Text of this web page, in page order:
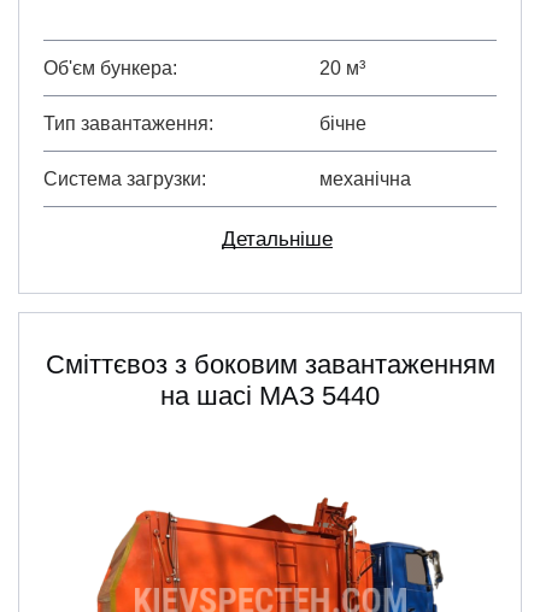
Об'єм бункера 20 м³
Тип завантаження бічне
Система загрузки механічна
Детальніше
Сміттєвоз з боковим завантаженням
на шасі МАЗ 5440